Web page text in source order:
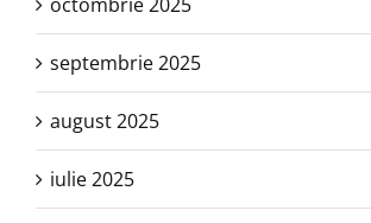
septembrie 2025
august 2025
iulie 2025